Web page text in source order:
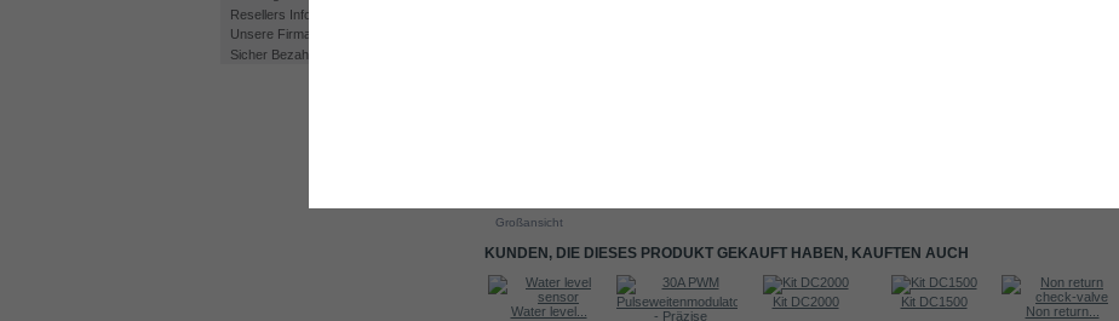
Resellers Information
Unsere Firma
Sicher Bezahlen
Großansicht
KUNDEN, DIE DIESES PRODUKT GEKAUFT HABEN, KAUFTEN AUCH
Water level...
Kit DC2000 Kit DC1500
Non return...